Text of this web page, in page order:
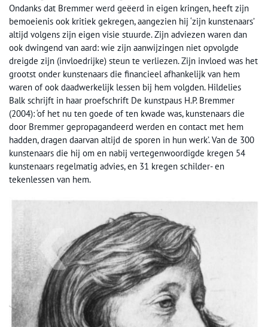
Ondanks dat Bremmer werd geëerd in eigen kringen, heeft zijn
bemoeienis ook kritiek gekregen, aangezien hij ‘zijn kunstenaars’
altijd volgens zijn eigen visie stuurde. Zijn adviezen waren dan
ook dwingend van aard: wie zijn aanwijzingen niet opvolgde
dreigde zijn (invloedrijke) steun te verliezen. Zijn invloed was het
grootst onder kunstenaars die financieel afhankelijk van hem
waren of ook daadwerkelijk lessen bij hem volgden. Hildelies
Balk schrijft in haar proefschrift De kunstpaus H.P. Bremmer
(2004): ‘of het nu ten goede of ten kwade was, kunstenaars die
door Bremmer gepropagandeerd werden en contact met hem
hadden, dragen daarvan altijd de sporen in hun werk’. Van de 300
kunstenaars die hij om en nabij vertegenwoordigde kregen 54
kunstenaars regelmatig advies, en 31 kregen schilder- en
tekenlessen van hem.